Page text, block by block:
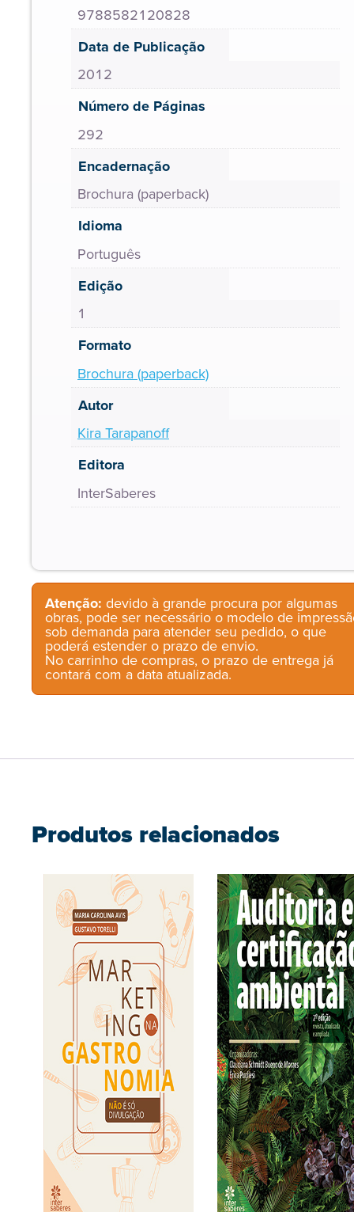
9788582120828
Data de Publicação
2012
Número de Páginas
292
Encadernação
Brochura (paperback)
Idioma
Português
Edição
1
Formato
Brochura (paperback)
Autor
Kira Tarapanoff
Editora
InterSaberes
Atenção: devido à grande procura por algumas
obras, pode ser necessário o modelo de
sob demanda para atender seu pedido, o que
poderá estender o prazo de envio.
No carrinho de compras, o prazo de entrega já
contará com a data atualizada.
Produtos relacionados